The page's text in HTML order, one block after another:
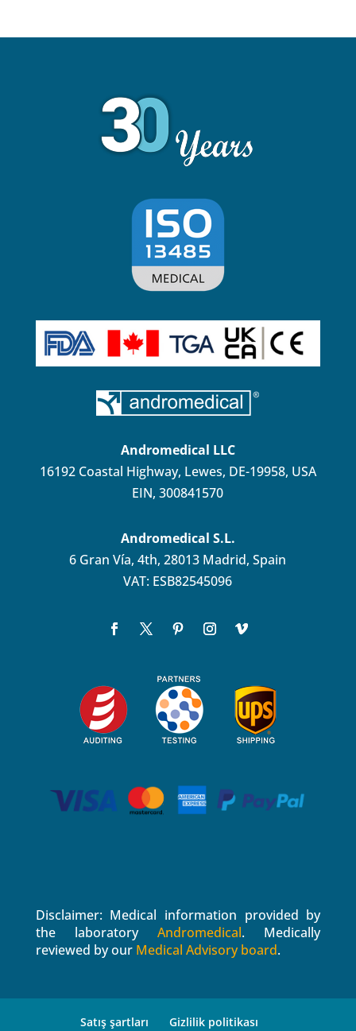
Andromedical LLC
16192 Coastal Highway, Lewes, DE-19958, USA
EIN, 300841570
Andromedical S.L.
6 Gran Vía, 4th, 28013 Madrid, Spain
VAT: ESB82545096
Disclaimer: Medical information provided by
the laboratoryAndromedical. Medically
reviewed by our Medical Advisory board.
Satış şartları Gizlilik politikası